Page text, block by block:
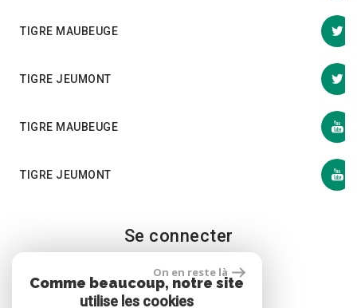
TIGRE MAUBEUGE
TIGRE JEUMONT
TIGRE MAUBEUGE
TIGRE JEUMONT
Se connecter
Espace propriétaire
On en reste là
Comme beaucoup, notre site
utilise les cookies